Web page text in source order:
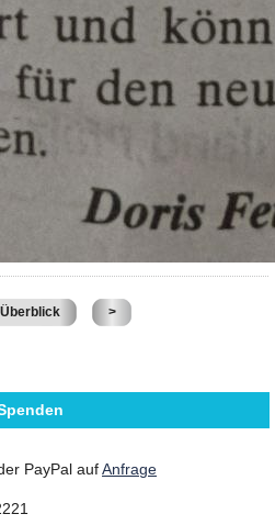
Überblick >
PayPal aufAnfrage